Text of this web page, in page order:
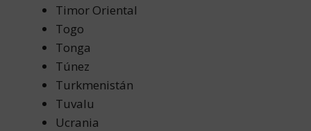
Timor Oriental
Togo
Tonga
Túnez
Turkmenistán
Tuvalu
Ucrania